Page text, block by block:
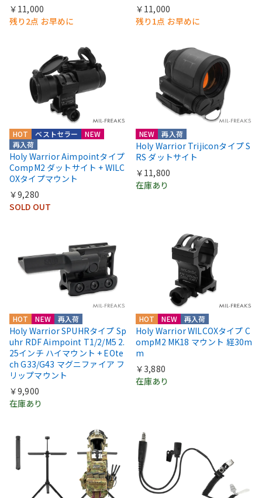
￥11,000
残り2点 お早めに
￥11,000
残り1点 お早めに
HOT
NEW
再入荷
ベストセラー
Holy Warrior Aimpointタイプ
CompM2 ダットサイト + WILC
OXタイプマウント
￥9,280
SOLD OUT
NEW 再入荷
Holy Warrior Trijiconタイプ S
RS ダットサイト
￥11,800
在庫あり
HOT NEW 再入荷
Holy Warrior SPUHRタイプ Sp
uhr RDF Aimpoint T1/2/M5 2.
25インチ ハイマウント + EOte
ch G33/G43 マグニファイア フ
リップマウント
￥9,900
在庫あり
HOT NEW 再入荷
Holy Warrior WILCOXタイプ C
ompM2 MK18 マウント 経30m
m
￥3,880
在庫あり